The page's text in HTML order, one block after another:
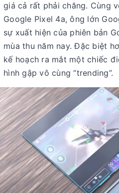
giá cả rất phải chăng. Cùng
Google Pixel 4a, ông lớn
sự xuất hiện của phiên bản
mùa thu năm nay. Đặc biệt
kế hoạch ra mắt một chiếc
hình gập vô cùng “trending”.